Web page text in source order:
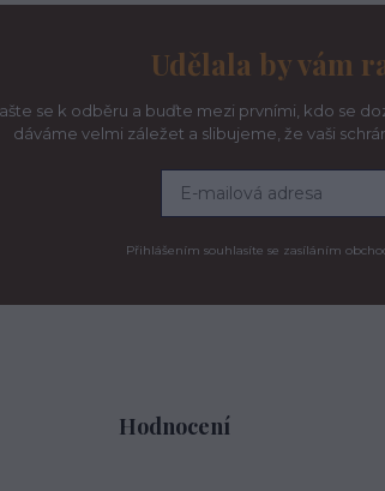
Udělala by vám
se k odběru a buďte mezi prvními, kdo se
dáváme velmi záležet a slibujeme, že vaši
Přihlášením souhlasíte se zasíláním
Hodnocení